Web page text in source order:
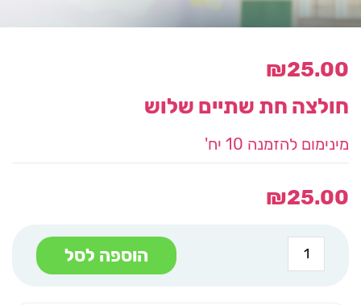
₪25.00
חולצה חת שתיים שלוש
מינימום להזמנה 10 יח'
₪25.00
כמות
של
חולצה
הוספה לסל